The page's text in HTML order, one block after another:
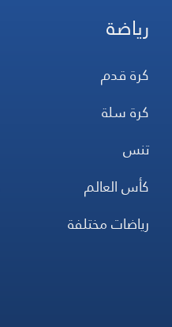
رياضة
كرة قدم
كرة سلة
تنس
كأس العالم
رياضات مختلفة